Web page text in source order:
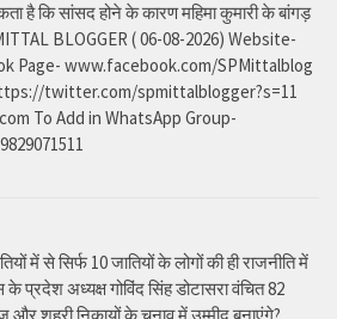
है कि सांसद होने के कारण महिमा कुमारी के बांगड़
BLOGGER ( 06-08-2026) Website-
Page- www.facebook.com/SPMittalblog
twitter.com/spmittalblogger?s=11
To Add in WhatsApp Group-
में से सिर्फ 10 जातियों के लोगों की ही राजनीति में
के प्रदेश अध्यक्ष गोविंद सिंह डोटासरा वंचित 82